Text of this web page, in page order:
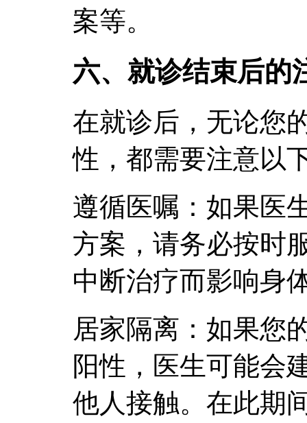
案等。
六、就诊结束后的
在就诊后，无论您
性，都需要注意以
遵循医嘱：如果医
方案，请务必按时
中断治疗而影响身
居家隔离：如果您
阳性，医生可能会
他人接触。在此期